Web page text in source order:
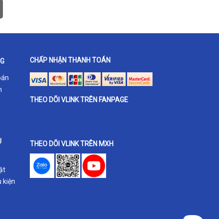
kiện
CHẤP NHẬN THANH TOÁN
THEO DÕI VLINK TRÊN FANPAGE
THEO DÕI VLINK TRÊN MXH